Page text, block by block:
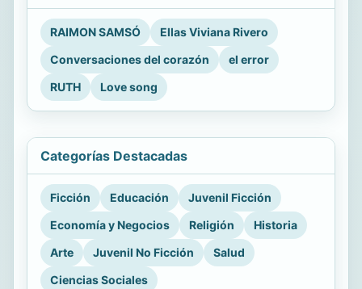
RAIMON SAMSÓ
Ellas Viviana Rivero
Conversaciones del corazón
el error
RUTH
Love song
Categorías Destacadas
Ficción Educación
Juvenil Ficción
Economía y Negocios
Religión
Historia
Arte
Juvenil No Ficción
Salud
Ciencias Sociales